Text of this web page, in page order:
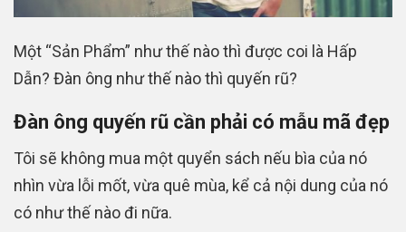
Một “Sản Phẩm” như thế nào thì được coi là Hấp
Dẫn? Đàn ông như thế nào thì quyến rũ?
Đàn ông quyến rũ cần phải có mẫu mã đẹp
Tôi sẽ không mua một quyển sách nếu bìa của nó
nhìn vừa lỗi mốt, vừa quê mùa, kể cả nội dung của nó
có như thế nào đi nữa.